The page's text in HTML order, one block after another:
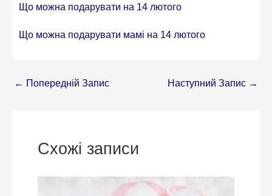
Що можна подарувати на 14 лютого
Що можна подарувати мамі на 14 лютого
← Попередній Запис Наступний Запис →
Схожі записи